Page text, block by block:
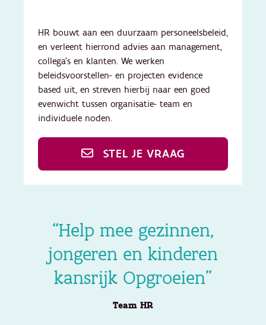
HR bouwt aan een duurzaam personeelsbeleid,
en verleent hierrond advies aan management,
collega’s en klanten. We werken
beleidsvoorstellen- en projecten evidence
based uit, en streven hierbij naar een goed
evenwicht tussen organisatie- team en
individuele noden.
STEL JE VRAAG
“Help mee gezinnen,
jongeren en kinderen
kansrijk Opgroeien”
Team HR